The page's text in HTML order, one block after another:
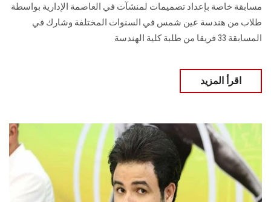
مسابقة خاصة بإعداد تصميمات لمنشآت في العاصمة الإدارية بواسطة
طلاب من هندسة عين شمس في السنوات المختلفة وشارك في
المسابقة 33 فريقا من طلبة كلية الهندسة
اقرأ المزيد